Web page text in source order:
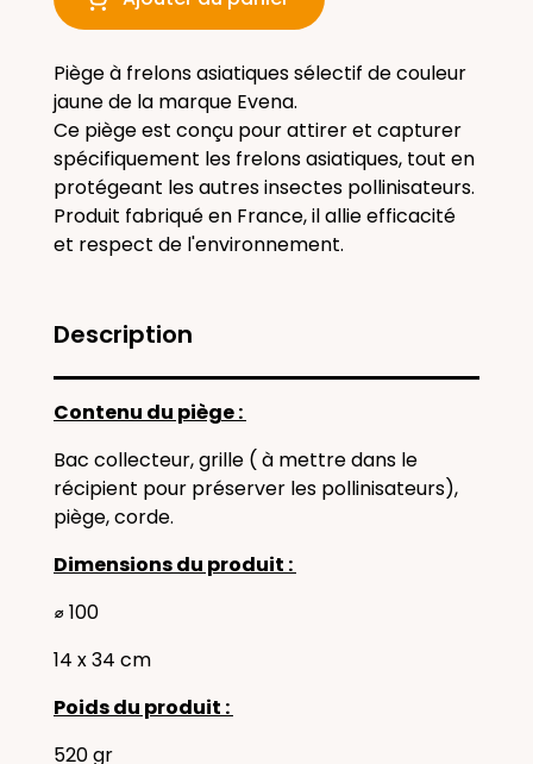
Piège à frelons asiatiques sélectif de couleur
jaune de la marque Evena.
Ce piège est conçu pour attirer et capturer
spécifiquement les frelons asiatiques, tout en
protégeant les autres insectes pollinisateurs.
Produit fabriqué en France, il allie efficacité
et respect de l'environnement.
Description
Contenu du piège :
Bac collecteur, grille ( à mettre dans le
récipient pour préserver les pollinisateurs),
piège, corde.
Dimensions du produit :
⌀ 100
14 x 34 cm
Poids du produit :
520 gr